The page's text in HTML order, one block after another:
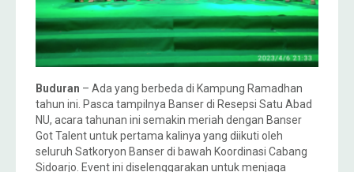
Buduran – Ada yang berbeda di Kampung Ramadhan
tahun ini. Pasca tampilnya Banser di Resepsi Satu Abad
NU, acara tahunan ini semakin meriah dengan Banser
Got Talent untuk pertama kalinya yang diikuti oleh
seluruh Satkoryon Banser di bawah Koordinasi Cabang
Sidoarjo. Event ini diselenggarakan untuk menjaga